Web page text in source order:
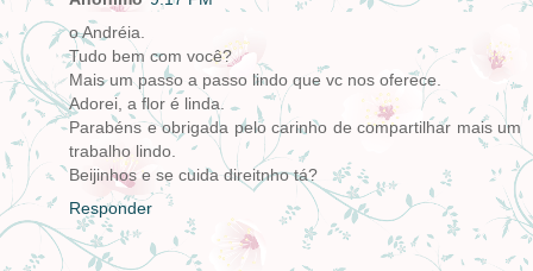
o Andréia.
Tudo bem com você?
Mais um passo a passo lindo que vc nos oferece.
Adorei, a flor é linda.
Parabéns e obrigada pelo carinho de compartilhar mais um
trabalho lindo.
Beijinhos e se cuida direitnho tá?
Responder